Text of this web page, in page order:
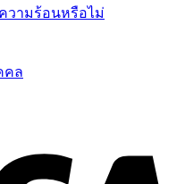
วามร้อนหรือไม่
คล